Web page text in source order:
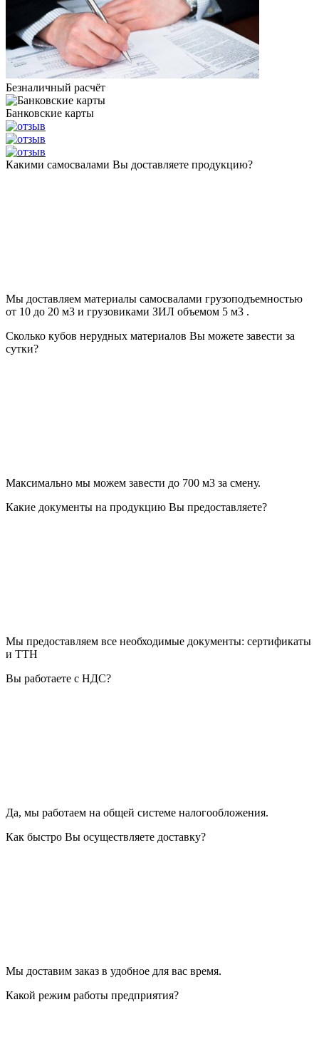
Безналичный расчёт
Банковские карты
Какими самосвалами Вы доставляете продукцию?
Мы доставляем материалы самосвалами грузоподъемностью
от 10 до 20 м3 и грузовиками ЗИЛ объемом 5 м3 .
Сколько кубов нерудных материалов Вы можете завести за
сутки?
Максимально мы можем завести до 700 м3 за смену.
Какие документы на продукцию Вы предоставляете?
Мы предоставляем все необходимые документы: сертификаты
и ТТН
Вы работаете с НДС?
Да, мы работаем на общей системе налогообложения.
Как быстро Вы осуществляете доставку?
Мы доставим заказ в удобное для вас время.
Какой режим работы предприятия?